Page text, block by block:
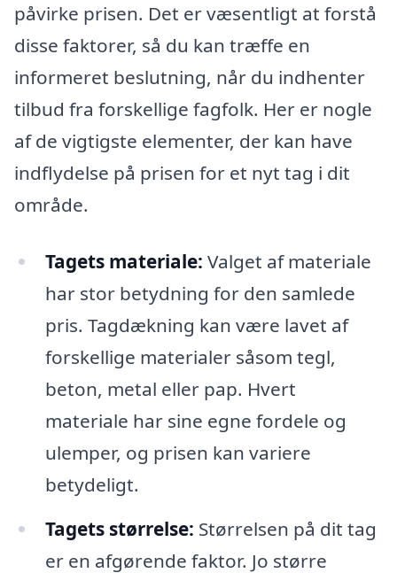
påvirke prisen. Det er væsentligt at forstå
disse faktorer, så du kan træffe en
informeret beslutning, når du indhenter
tilbud fra forskellige fagfolk. Her er nogle
af de vigtigste elementer, der kan have
indflydelse på prisen for et nyt tag i dit
område.
Tagets materiale: Valget af materiale
har stor betydning for den samlede
pris. Tagdækning kan være lavet af
forskellige materialer såsom tegl,
beton, metal eller pap. Hvert
materiale har sine egne fordele og
ulemper, og prisen kan variere
betydeligt.
Tagets størrelse: Størrelsen på dit tag
er en afgørende faktor. Jo større